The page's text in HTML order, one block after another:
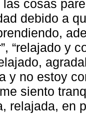
cosas
debido a
“relajado y
y no estoy
siento
relajada, en